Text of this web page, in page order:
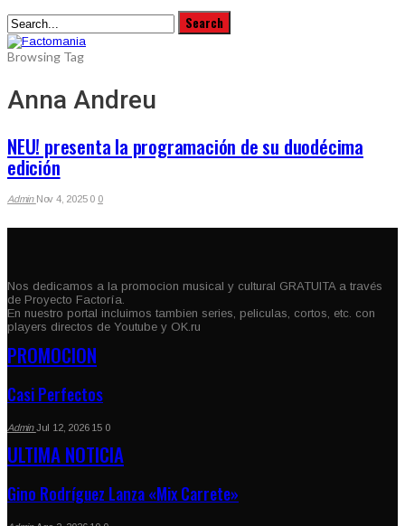
Browsing Tag
Anna Andreu
NEU! presenta la programación de su duodécima
edición
Admin Nov 4, 2025 0 0
Nos dedicamos a la promocion musical y cultural GRATUITA a través
de Proyecto Factoría.
En nuestro portal incluimos tambien series, peliculas, cortos, etc. con
players directos de Youtube y OK.ru
PROMOCION
Casi Perfectos
AdminJul 12, 2026 15 0
ULTIMA NOTICIA
Gino Rodríguez Lanza «Mix Carrete»